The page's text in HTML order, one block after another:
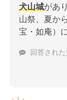
犬山城があ
山祭、夏か
宝・如庵）
回答された